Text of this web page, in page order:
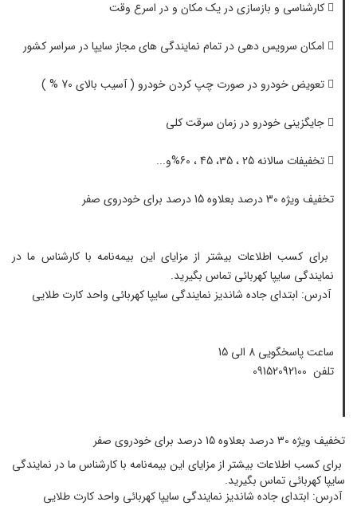
 کارشناسی و بازسازی در یک مکان و در اسرع وقت
 امکان سرویس دهی در تمام نمایندگی های مجاز سایپا در سراسر کشور
 تعویض خودرو در صورت چپ کردن خودرو ( آسیب بالای 70 % )
 جایگزینی خودرو در زمان سرقت کلی
 تخفیفات سالانه 25 ، 35، 45 ، 60%و...
تخفیف ویژه 30 درصد بعلاوه 15 درصد برای خودروی صفر
برای کسب اطلاعات بیشتر از مزایای این بیمه‌نامه با کارشناس ما در
نمایندگی سایپا کهربائی تماس بگیرید.
آدرس: ابتدای جاده شاندیز نمایندگی سایپا کهربائی واحد کارت طلایی
ساعت پاسخگویی 8 الی 15
تلفن 09152092100
تخفیف ویژه 30 درصد بعلاوه 15 درصد برای خودروی صفر
برای کسب اطلاعات بیشتر از مزایای این بیمه‌نامه با کارشناس ما در نمایندگی
سایپا کهربائی تماس بگیرید.
آدرس: ابتدای جاده شاندیز نمایندگی سایپا کهربائی واحد کارت طلایی